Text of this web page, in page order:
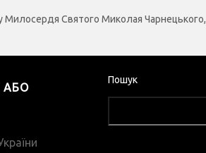
Милосердя Святого Миколая Чарнецького,
АБО
Пошук